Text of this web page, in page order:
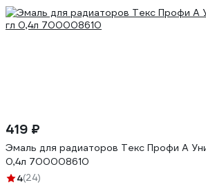
419 ₽
Эмаль для радиаторов Текс Профи А
0,4л 700008610
4(24)